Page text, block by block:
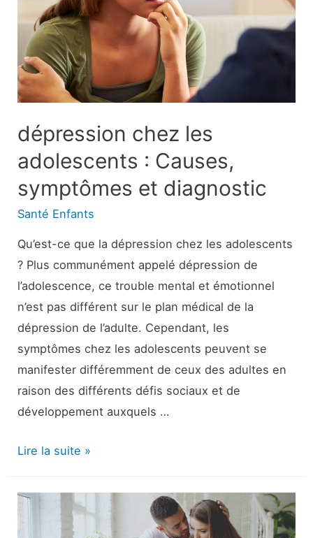
petit
besoin
dépression chez les
adolescents : Causes,
symptômes et diagnostic
Santé Enfants
Qu’est-ce que la dépression chez les adolescents
? Plus communément appelé dépression de
l’adolescence, ce trouble mental et émotionnel
n’est pas différent sur le plan médical de la
dépression de l’adulte. Cependant, les
symptômes chez les adolescents peuvent se
manifester différemment de ceux des adultes en
raison des différents défis sociaux et de
développement auxquels …
dépression
les
adolescents
Lire la suite »